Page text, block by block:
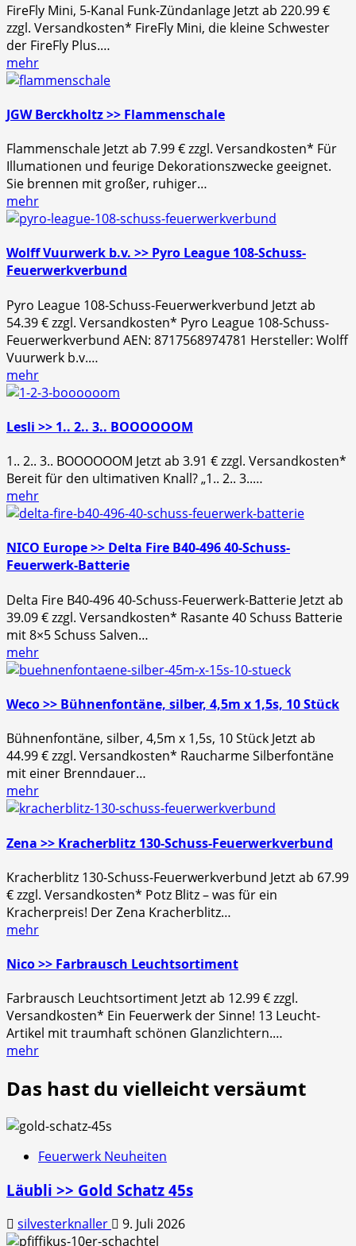
FireFly Mini, 5-Kanal Funk-Zündanlage Jetzt ab 220.99 €
zzgl. Versandkosten* FireFly Mini, die kleine Schwester
der FireFly Plus.…
mehr
JGW Berckholtz >> Flammenschale
Flammenschale Jetzt ab 7.99 € zzgl. Versandkosten* Für
Illumationen und feurige Dekorationszwecke geeignet.
Sie brennen mit großer, ruhiger…
mehr
Wolff Vuurwerk b.v. >> Pyro League 108-Schuss-
Feuerwerkverbund
Pyro League 108-Schuss-Feuerwerkverbund Jetzt ab
54.39 € zzgl. Versandkosten* Pyro League 108-Schuss-
Feuerwerkverbund AEN: 8717568974781 Hersteller: Wolff
Vuurwerk b.v.…
mehr
Lesli >> 1.. 2.. 3.. BOOOOOOM
1.. 2.. 3.. BOOOOOOM Jetzt ab 3.91 € zzgl. Versandkosten*
Bereit für den ultimativen Knall? „1.. 2.. 3..…
mehr
NICO Europe >> Delta Fire B40-496 40-Schuss-
Feuerwerk-Batterie
Delta Fire B40-496 40-Schuss-Feuerwerk-Batterie Jetzt ab
39.09 € zzgl. Versandkosten* Rasante 40 Schuss Batterie
mit 8×5 Schuss Salven…
mehr
Weco >> Bühnenfontäne, silber, 4,5m x 1,5s, 10 Stück
Bühnenfontäne, silber, 4,5m x 1,5s, 10 Stück Jetzt ab
44.99 € zzgl. Versandkosten* Raucharme Silberfontäne
mit einer Brenndauer…
mehr
Zena >> Kracherblitz 130-Schuss-Feuerwerkverbund
Kracherblitz 130-Schuss-Feuerwerkverbund Jetzt ab 67.99
€ zzgl. Versandkosten* Potz Blitz – was für ein
Kracherpreis! Der Zena Kracherblitz…
mehr
Nico >> Farbrausch Leuchtsortiment
Farbrausch Leuchtsortiment Jetzt ab 12.99 € zzgl.
Versandkosten* Ein Feuerwerk der Sinne! 13 Leucht-
Artikel mit traumhaft schönen Glanzlichtern.…
mehr
Das hast du vielleicht versäumt
Feuerwerk Neuheiten
Läubli >> Gold Schatz 45s
silvesterknaller 9. Juli 2026